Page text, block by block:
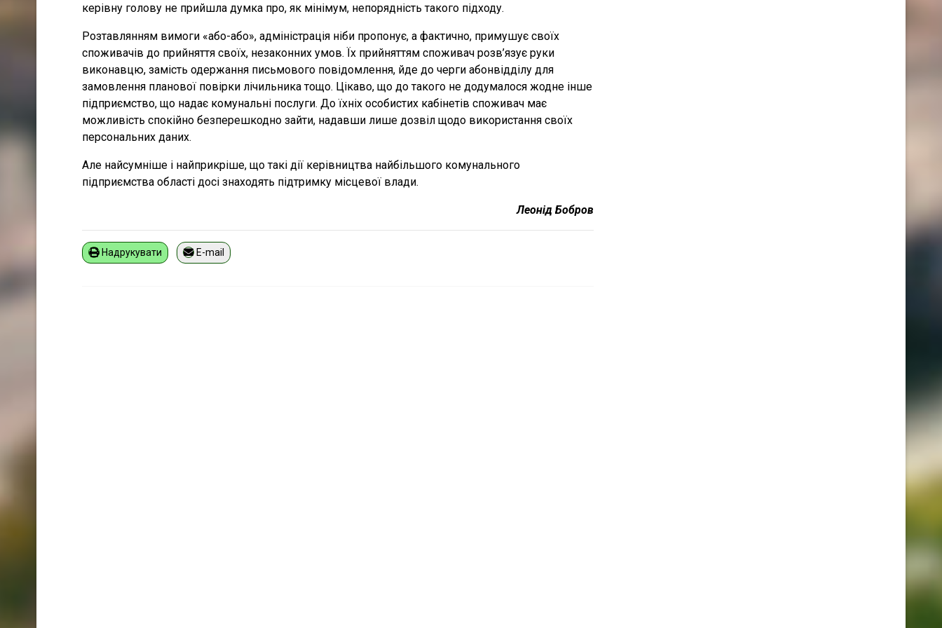
керівну голову не прийшла думка про, як мінімум, непорядність такого підходу.
Розтавлянням вимоги «або-або», адміністрація ніби пропонує, а фактично, примушує своїх
споживачів до прийняття своїх, незаконних умов. Їх прийняттям споживач розв’язує руки
виконавцю, замість одержання письмового повідомлення, йде до черги абонвідділу для
замовлення планової повірки лічильника тощо. Цікаво, що до такого не додумалося жодне інше
підприємство, що надає комунальні послуги. До їхніх особистих кабінетів споживач має
можливість спокійно безперешкодно зайти, надавши лише дозвіл щодо використання своїх
персональних даних.
Але найсумніше і найприкріше, що такі дії керівництва найбільшого комунального
підприємства області досі знаходять підтримку місцевої влади.
Леонід Бобров
Надрукувати E-mail